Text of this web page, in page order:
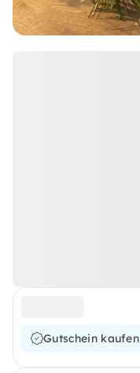
Gutschein kaufen